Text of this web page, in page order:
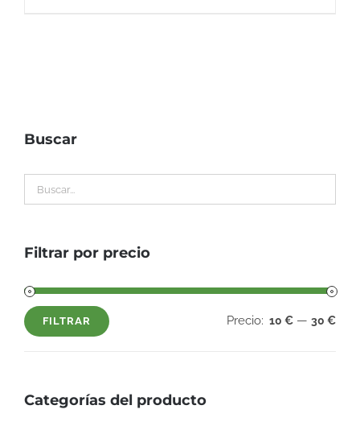
Buscar
Filtrar por precio
Precio
Precio
FILTRAR Precio: 10 € — 30 €
Categorías del producto